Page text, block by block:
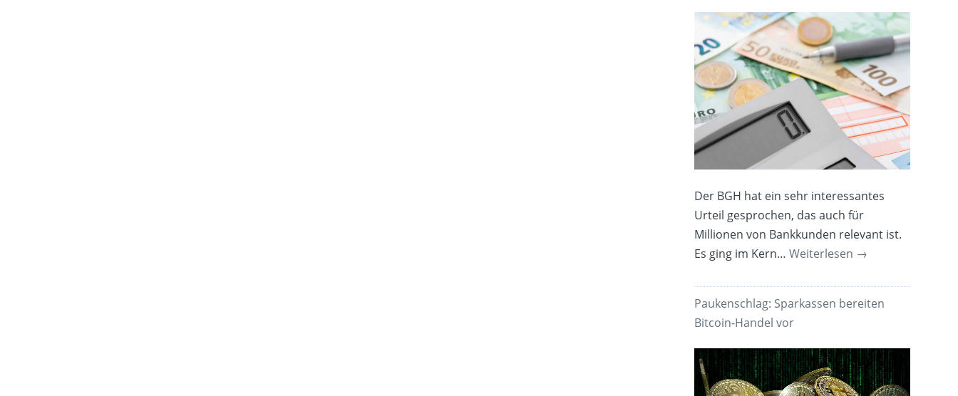
Der BGH hat ein sehr interessantes
Urteil gesprochen, das auch für
Millionen von Bankkunden relevant ist.
Es ging im Kern…Weiterlesen →
Paukenschlag: Sparkassen bereiten
Bitcoin-Handel vor